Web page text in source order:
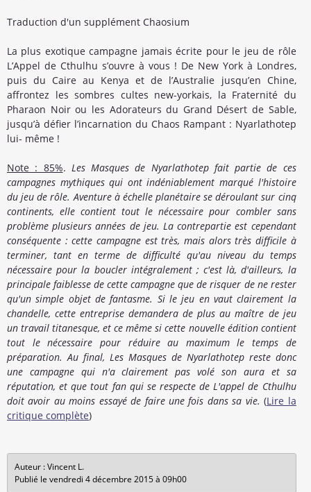
Traduction d'un supplément Chaosium
La plus exotique campagne jamais écrite pour le jeu de rôle
L’Appel de Cthulhu s’ouvre à vous ! De New York à Londres,
puis du Caire au Kenya et de l’Australie jusqu’en Chine,
affrontez les sombres cultes new-yorkais, la Fraternité du
Pharaon Noir ou les Adorateurs du Grand Désert de Sable,
jusqu’à défier l’incarnation du Chaos Rampant : Nyarlathotep
lui- même !
Note : 85%. Les Masques de Nyarlathotep fait partie de ces
campagnes mythiques qui ont indéniablement marqué l'histoire
du jeu de rôle. Aventure à échelle planétaire se déroulant sur cinq
continents, elle contient tout le nécessaire pour combler sans
problème plusieurs années de jeu. La contrepartie est cependant
conséquente : cette campagne est très, mais alors très difficile à
terminer, tant en terme de difficulté qu'au niveau du temps
nécessaire pour la boucler intégralement ; c'est là, d'ailleurs, la
principale faiblesse de cette campagne que de risquer de ne rester
qu'un simple objet de fantasme. Si le jeu en vaut clairement la
chandelle, cette entreprise demandera de plus au maître de jeu
un travail titanesque, et ce même si cette nouvelle édition contient
tout le nécessaire pour réduire au maximum le temps de
préparation. Au final, Les Masques de Nyarlathotep reste donc
une campagne qui n'a clairement pas volé son aura et sa
réputation, et que tout fan qui se respecte de L'appel de Cthulhu
doit avoir au moins essayé de faire une fois dans sa vie. (Lire la
critique complète)
Auteur : Vincent L.
Publié le vendredi 4 décembre 2015 à 09h00